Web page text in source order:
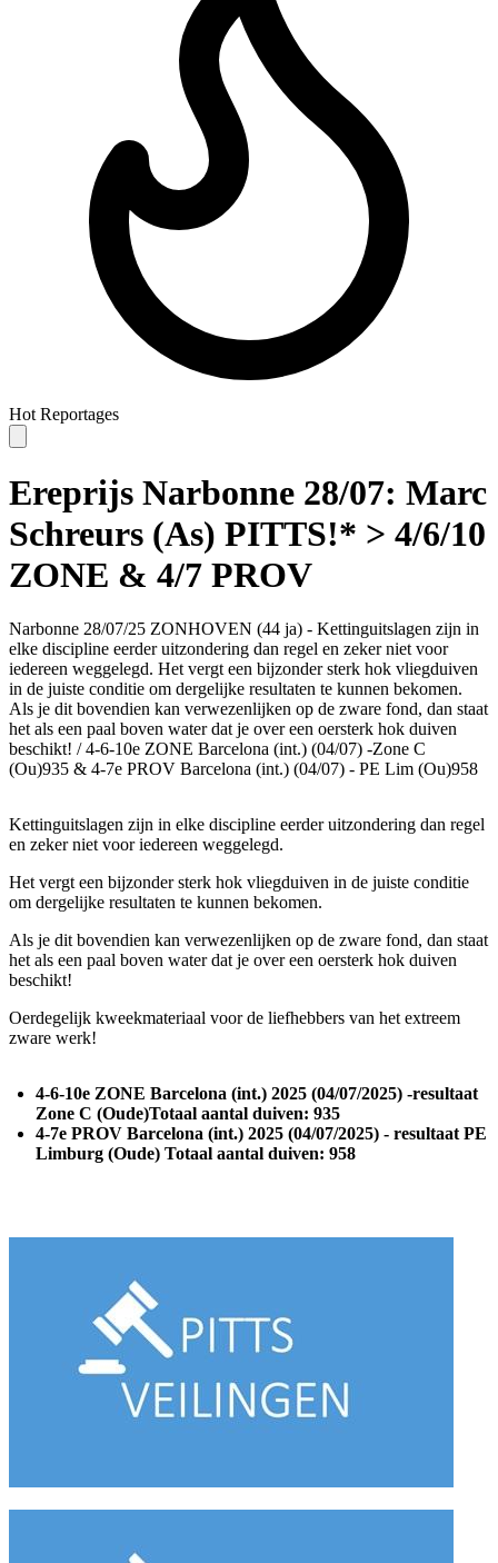
Hot Reportages
Ereprijs Narbonne 28/07: Marc
Schreurs (As) PITTS!* > 4/6/10
ZONE & 4/7 PROV
Narbonne 28/07/25 ZONHOVEN (44 ja) - Kettinguitslagen zijn in
elke discipline eerder uitzondering dan regel en zeker niet voor
iedereen weggelegd. Het vergt een bijzonder sterk hok vliegduiven
in de juiste conditie om dergelijke resultaten te kunnen bekomen.
Als je dit bovendien kan verwezenlijken op de zware fond, dan staat
het als een paal boven water dat je over een oersterk hok duiven
beschikt! / 4-6-10e ZONE Barcelona (int.) (04/07) -Zone C
(Ou)935 & 4-7e PROV Barcelona (int.) (04/07) - PE Lim (Ou)958
Kettinguitslagen zijn in elke discipline eerder uitzondering dan regel
en zeker niet voor iedereen weggelegd.
Het vergt een bijzonder sterk hok vliegduiven in de juiste conditie
om dergelijke resultaten te kunnen bekomen.
Als je dit bovendien kan verwezenlijken op de zware fond, dan staat
het als een paal boven water dat je over een oersterk hok duiven
beschikt!
Oerdegelijk kweekmateriaal voor de liefhebbers van het extreem
zware werk!
4-6-10e ZONE Barcelona (int.) 2025 (04/07/2025) -resultaat
Zone C (Oude)Totaal aantal duiven: 935
4-7e PROV Barcelona (int.) 2025 (04/07/2025) - resultaat PE
Limburg (Oude) Totaal aantal duiven: 958